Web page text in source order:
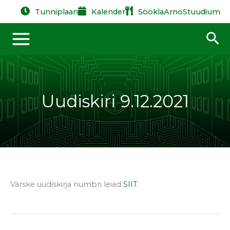
Tunniplaan Kalender SööklaArnoStuudium
Uudiskiri 9.12.2021
Värske uudiskirja numbri leiad SIIT.